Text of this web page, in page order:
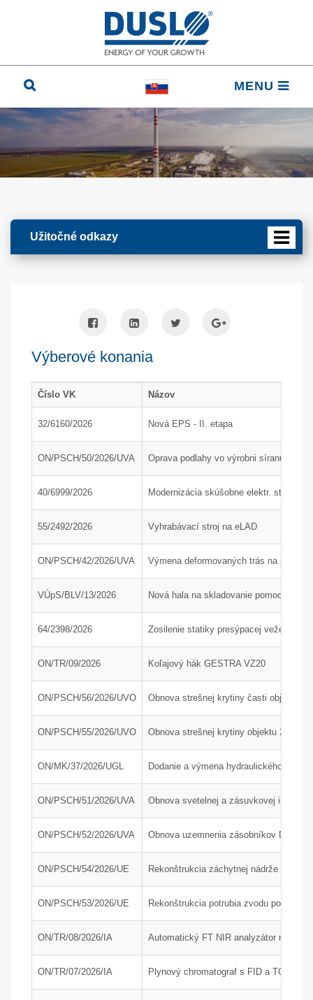
MENU
Užitočné odkazy
Výberové konania
Číslo VK Názov
32/6160/2026 Nová EPS - II. etapa
ON/PSCH/50/2026/UVA Oprava podlahy vo výrobni síranu
40/6999/2026 Modernizácia skúšobne elektr. strojov
55/2492/2026 Vyhrabávací stroj na eLAD
ON/PSCH/42/2026/UVA Výmena deformovaných trás na
VÚpS/BLV/13/2026 Nová hala na skladovanie pomocného
64/2398/2026 Zosilenie statiky presýpacej veže H200
ON/TR/09/2026 Koľajový hák GESTRA VZ20
ON/PSCH/56/2026/UVO Obnova strešnej krytiny časti objektu
ON/PSCH/55/2026/UVO Obnova strešnej krytiny objektu 24-34
ON/MK/37/2026/UGL Dodanie a výmena hydraulického
ON/PSCH/51/2026/UVA Obnova svetelnej a zásuvkovej
ON/PSCH/52/2026/UVA Obnova uzemnenia zásobníkov DAM a
ON/PSCH/54/2026/UE Rekonštrukcia záchytnej nádrže J210
ON/PSCH/53/2026/UE Rekonštrukcia potrubia zvodu popola z
ON/TR/08/2026/IA Automatický FT NIR analyzátor na
ON/TR/07/2026/IA Plynový chromatograf s FID a TCD